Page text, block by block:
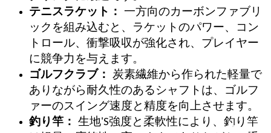
テニスラケット：
一方向のカーボンファブリ
ックを組み込むと、ラケットのパワー、コン
トロール、衝撃吸収が強化され、プレイヤー
に競争力を与えます。
ゴルフクラブ：
炭素繊維から作られた軽量で
ありながら耐久性のあるシャフトは、ゴルフ
ァーのスイング速度と精度を向上させます。
釣り竿：
生地'S強度と柔軟性により、釣り竿